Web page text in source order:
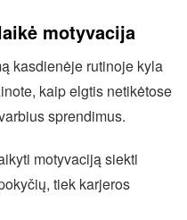
motyvacija
kasdienėje rutinoje kyla
kaip elgtis netikėtose
sprendimus.
motyvaciją siekti
tiek karjeros